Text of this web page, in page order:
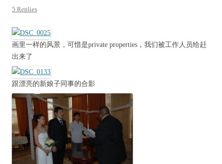
5 Replies
画里一样的风景，可惜是private properties，我们被工作人员给赶
出来了
跟漂亮的新娘子同事的合影